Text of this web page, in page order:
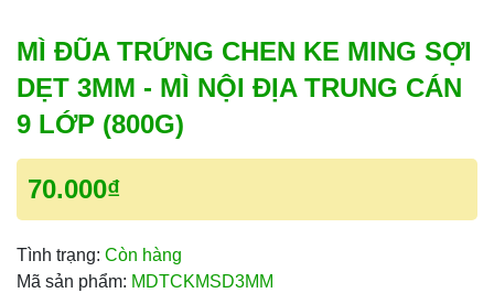
MÌ ĐŨA TRỨNG CHEN KE MING SỢI
DẸT 3MM - MÌ NỘI ĐỊA TRUNG CÁN
9 LỚP (800G)
70.000₫
Tình trạng: Còn hàng
Mã sản phẩm: MDTCKMSD3MM